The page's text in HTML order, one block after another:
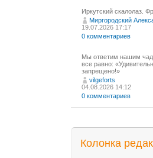
Иркутский скалолаз.
Миргородский
19.07.2026 17:17
0 комментариев
Мы ответим нашим
все равно:
запрещено!»
vilgeforts
04.08.2026 14:12
0 комментариев
Колонка